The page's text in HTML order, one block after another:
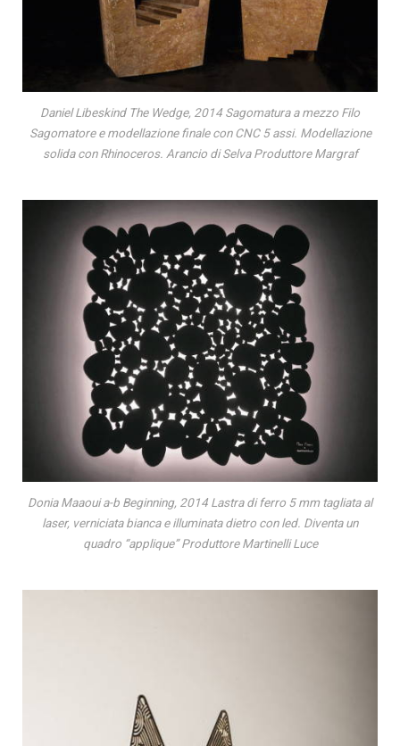
Daniel Libeskind The Wedge, 2014 Sagomatura a mezzo Filo
Sagomatore e modellazione finale con CNC 5 assi. Modellazione
solida con Rhinoceros. Arancio di Selva Produttore Margraf
Donia Maaoui a-b Beginning, 2014 Lastra di ferro 5 mm tagliata al
laser, verniciata bianca e illuminata dietro con led. Diventa un
quadro “applique” Produttore Martinelli Luce